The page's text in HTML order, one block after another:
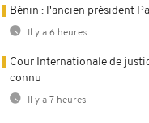
Bénin : l'ancien président
Il y a 6 heures
Cour Internationale de
connu
Il y a 7 heures